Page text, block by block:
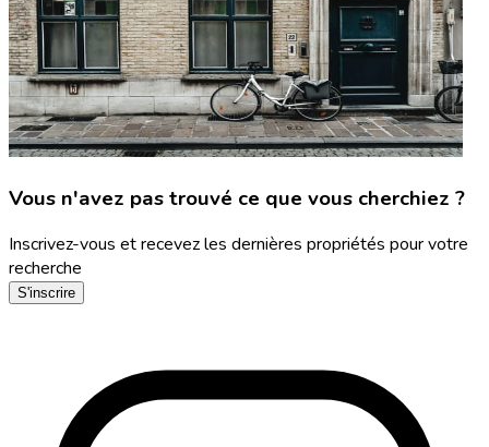
Vous n'avez pas trouvé ce que vous cherchiez ?
Inscrivez-vous et recevez les dernières propriétés pour votre
recherche
S'inscrire